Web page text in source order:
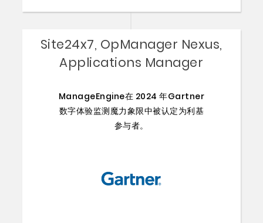
Site24x7, OpManager Nexus,
Applications Manager
ManageEngine在 2024 年Gartner
数字体验监测魔力象限中被认定为利基
参与者。